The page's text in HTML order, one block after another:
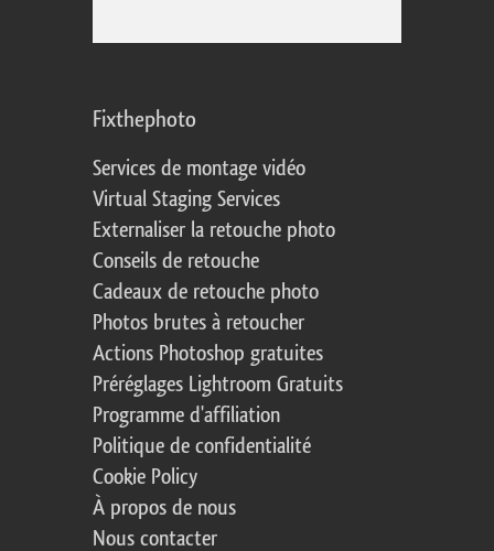
Fixthephoto
Services de montage vidéo
Virtual Staging Services
Externaliser la retouche photo
Conseils de retouche
Cadeaux de retouche photo
Photos brutes à retoucher
Actions Photoshop gratuites
Préréglages Lightroom Gratuits
Programme d'affiliation
Politique de confidentialité
Cookie Policy
À propos de nous
Nous contacter